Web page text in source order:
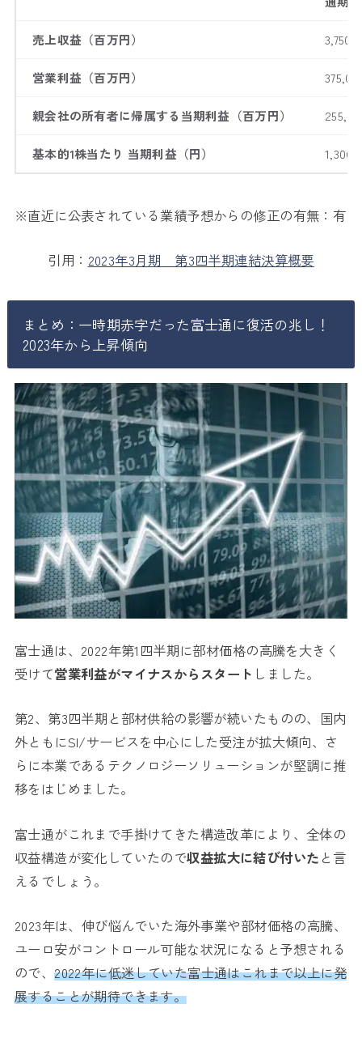
売上収益（百万円）
営業利益（百万円）
親会社の所有者に帰属する当期利益（百万円）
基本的1株当たり 当期利益（円）
※直近に公表されている業績予想からの修正の有無：有
引用： 2023年3月期 第3四半期連結決算概要
まとめ：一時期赤字だった富士通に復活の兆し！
2023年から上昇傾向
富士通は、2022年第1四半期に部材価格の高騰を大きく
受けて営業利益がマイナスからスタート しました。
第2、第3四半期と部材供給の影響が続いたものの、国内
外ともにSI/サービスを中心にした受注が拡大傾向、さ
らに本業であるテクノロジーソリューションが堅調に推
移をはじめました。
富士通がこれまで手掛けてきた構造改革により、全体の
収益構造が変化していたので収益拡大に結び付いた と言
えるでしょう。
2023年は、伸び悩んでいた海外事業や部材価格の高騰、
ユーロ安がコントロール可能な状況になると予想される
ので、2022年に低迷していた富士通はこれまで以上に発
展することが期待できます。